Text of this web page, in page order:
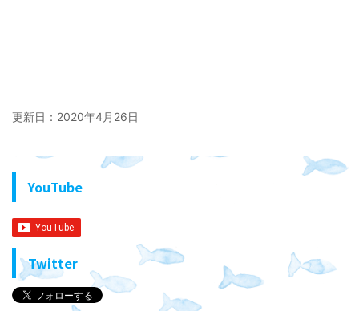
更新日： 2020年4月26日
YouTube
Twitter